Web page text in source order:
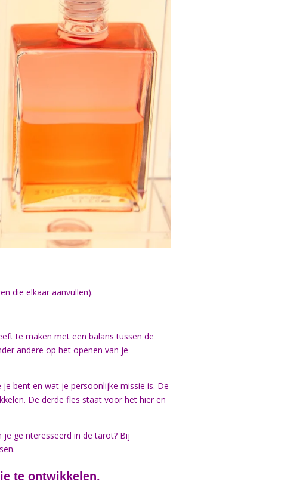
die elkaar aanvullen).
te maken met een balans tussen de
andere op het openen van je
bent en wat je persoonlijke missie is. De
De derde fles staat voor het hier en
je geïnteresseerd in de tarot? Bij
te ontwikkelen.